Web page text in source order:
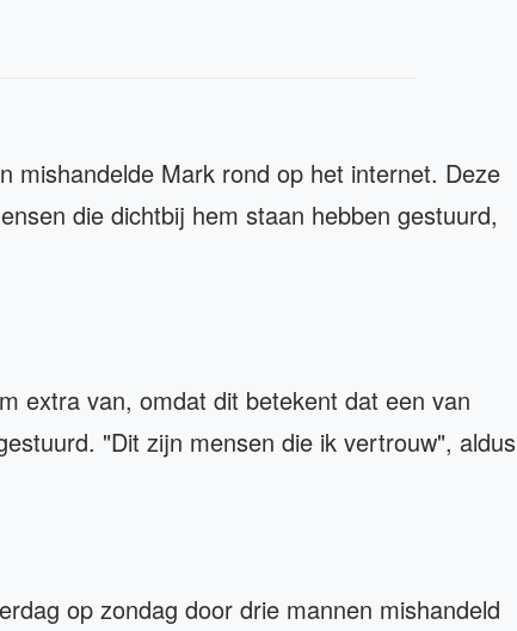
mishandelde Mark rond op het internet. Deze
die dichtbij hem staan hebben gestuurd,
extra van, omdat dit betekent dat een van
"Dit zijn mensen die ik vertrouw", aldus
op zondag door drie mannen mishandeld